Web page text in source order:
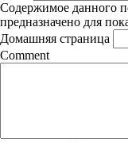
Содержимое данного
предназначено для
Домашняя страница
Comment